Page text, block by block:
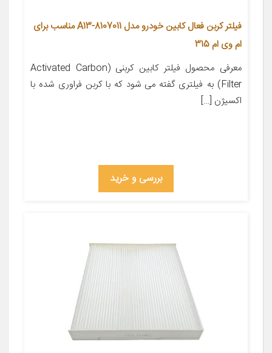
فیلتر کربن فعال کابین خودرو مدل A13-8107011 مناسب برای
ام وی ام 315
معرفی محصول فیلتر کابین کربنی (Activated Carbon
Filter) به فیلتری گفته می شود که با کربن فراوری شده با
اکسیژن […]
بررسی و خرید